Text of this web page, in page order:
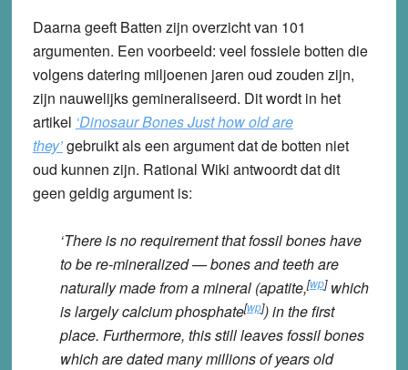
Daarna geeft Batten zijn overzicht van 101
argumenten. Een voorbeeld: veel fossiele botten die
volgens datering miljoenen jaren oud zouden zijn,
zijn nauwelijks gemineraliseerd. Dit wordt in het
artikel ‘Dinosaur Bones Just how old are
they’gebruikt als een argument dat de botten niet
oud kunnen zijn. Rational Wiki antwoordt dat dit
geen geldig argument is:
‘There is no requirement that fossil bones have
to be re-mineralized — bones and teeth are
naturally made from a mineral (apatite,[wp]which
is largely calcium phosphate[wp]) in the first
place. Furthermore, this still leaves fossil bones
which are dated many millions of years old